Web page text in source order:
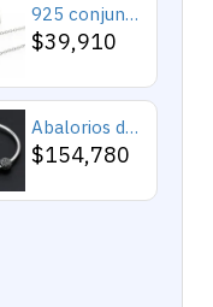
925 conjuntos de joyas de plata para 2019 conjunto de collares de corazón de amor para mujer regalo de joyería de boda
$39,910
Abalorios de plata esterlina 925 pura, abalorios de animales, elefante, hipopótamo, corazones, pulsera artesanal
$154,780